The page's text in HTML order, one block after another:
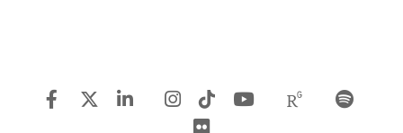
Facebook
Twitter LinkedinInstagram
TiTok Youtube